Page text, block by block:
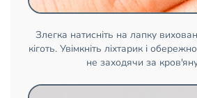
Злегка натисніть на лапку
кіготь. Увімкніть ліхтарик і
не заходячи за